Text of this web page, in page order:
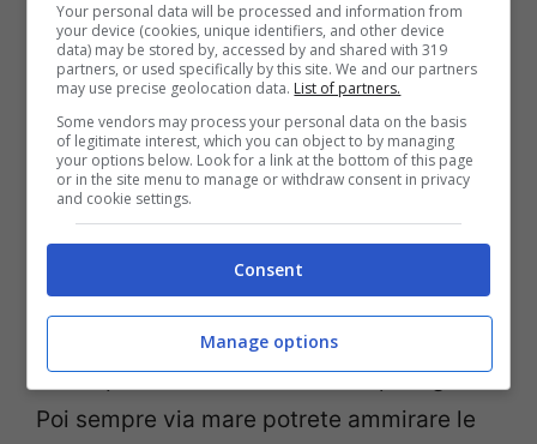
Il paesino di Zonza nel cuore della Corsica circondato dai
monti
Lariserva Naturale di Scandola, che fa
parte del più grande Parco regionale della
corsica, è patrimonio dell’Umanità
dell’Unesco. Si può visitare in barca
ammirando queste grandiosità sul mare,
rocce vulcaniche, grotte e la fauna che
abita questa zona come il falco pellegrino.
Poi sempre via mare potrete ammirare le
Your personal data will be processed and information from
your device (cookies, unique identifiers, and other device
data) may be stored by, accessed by and shared with 319
partners, or used specifically by this site. We and our partners
may use precise geolocation data. List of partners.
Some vendors may process your personal data on the basis
of legitimate interest, which you can object to by managing
your options below. Look for a link at the bottom of this page
or in the site menu to manage or withdraw consent in privacy
and cookie settings.
Consent
Manage options